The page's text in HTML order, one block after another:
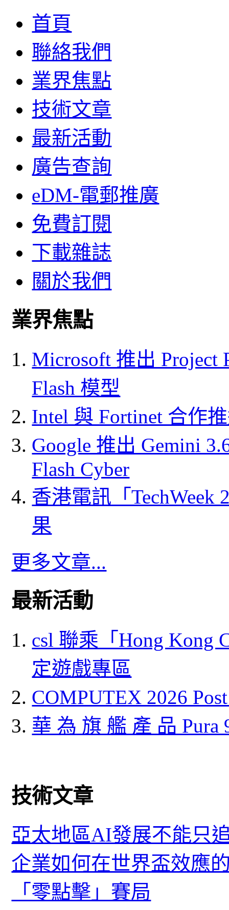
首頁
聯絡我們
業界焦點
技術文章
最新活動
廣告查詢
eDM-電郵推廣
免費訂閱
下載雜誌
關於我們
業界焦點
Microsoft 推出 Project
Flash 模型
Intel 與 Fortinet 合作
Google 推出 Gemini
Flash Cyber
香港電訊「
果
更多文章...
最新活動
csl 聯乘「Hong Kong
定遊戲專區
COMPUTEX 2026
華 為 旗 艦 產 品 Pura
技術文章
亞太地區AI發展不能只
企業如何在世界盃效應
「零點擊」賽局